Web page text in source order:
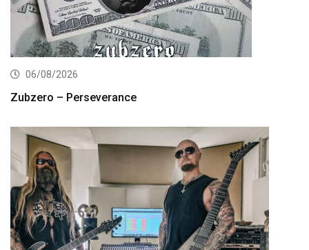
06/08/2026
Zubzero – Perseverance